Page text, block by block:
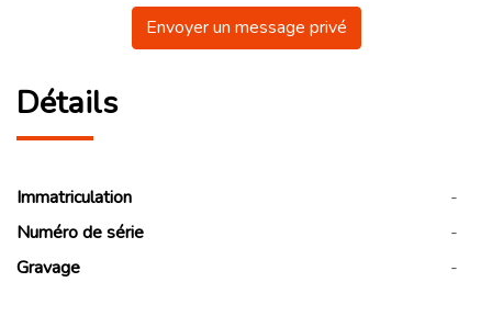
Envoyer un message privé
Détails
Immatriculation
-
Numéro de série
-
Gravage
-